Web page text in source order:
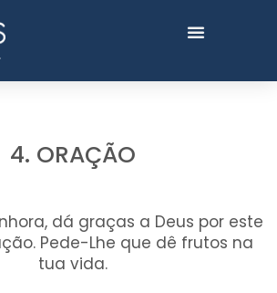
4. ORAÇÃO
dá graças a Deus por este
Pede-Lhe que dê frutos na
tua vida.